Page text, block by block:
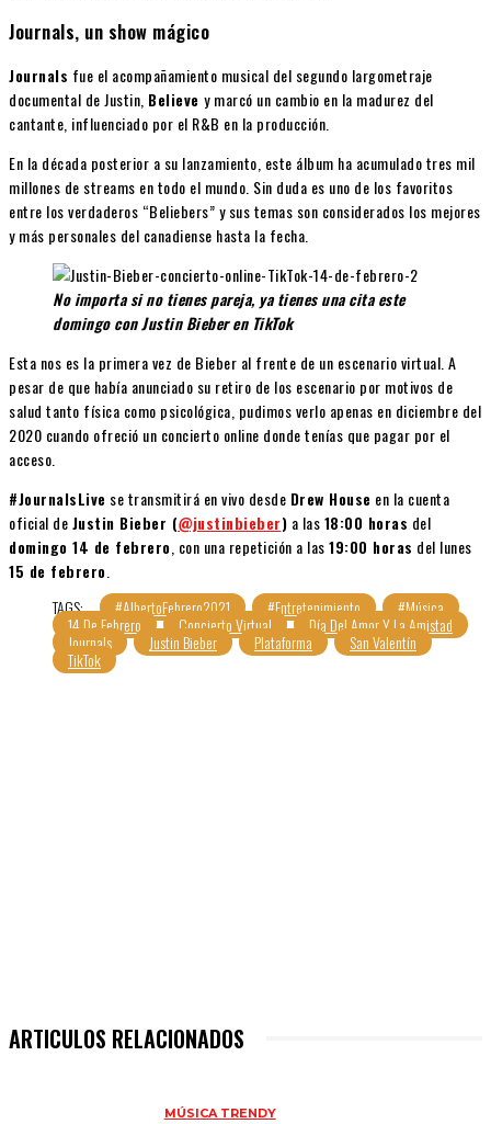
Journals, un show mágico
Journals fue el acompañamiento musical del segundo largometraje
documental de Justin, Believe y marcó un cambio en la madurez del
cantante, influenciado por el R&B en la producción.
En la década posterior a su lanzamiento, este álbum ha acumulado tres mil
millones de streams en todo el mundo. Sin duda es uno de los favoritos
entre los verdaderos “Beliebers” y sus temas son considerados los mejores
y más personales del canadiense hasta la fecha.
No importa si no tienes pareja, ya tienes una cita este
domingo con Justin Bieber en TikTok
Esta nos es la primera vez de Bieber al frente de un escenario virtual. A
pesar de que había anunciado su retiro de los escenario por motivos de
salud tanto física como psicológica, pudimos verlo apenas en diciembre del
2020 cuando ofreció un concierto online donde tenías que pagar por el
acceso.
#JournalsLive se transmitirá en vivo desde Drew House en la cuenta
oficial deJustin Bieber (@justinbieber) a las18:00 horas del
domingo 14 de febrero , con una repetición a las19:00 horas del lunes
15 de febrero
TAGS:
#AlbertoFebrero2021 #Entretenimiento #Música
14 De Febrero Concierto Virtual Día Del Amor Y La Amistad
Journals Justin Bieber Plataforma San Valentín
TikTok
ARTICULOS RELACIONADOS
MÚSICA TRENDY